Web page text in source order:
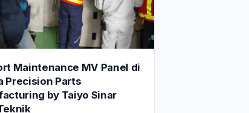
Maintenance MV Panel di
Precision Parts
by Taiyo Sinar